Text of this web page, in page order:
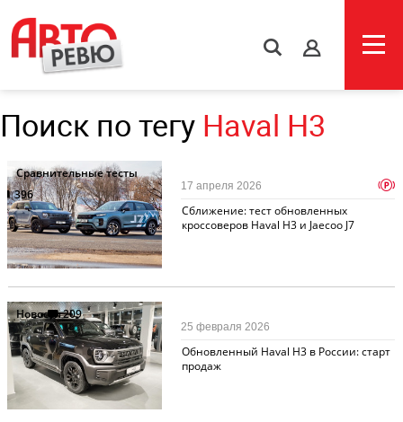
s
Поиск по тегу Haval H3
Сравнительные тесты
396
Сближение: тест обновленных
кроссоверов Haval H3 и Jaecoo J7
17 апреля 2026 p
Новости209
Обновленный Haval H3 в России: старт
продаж
25 февраля 2026